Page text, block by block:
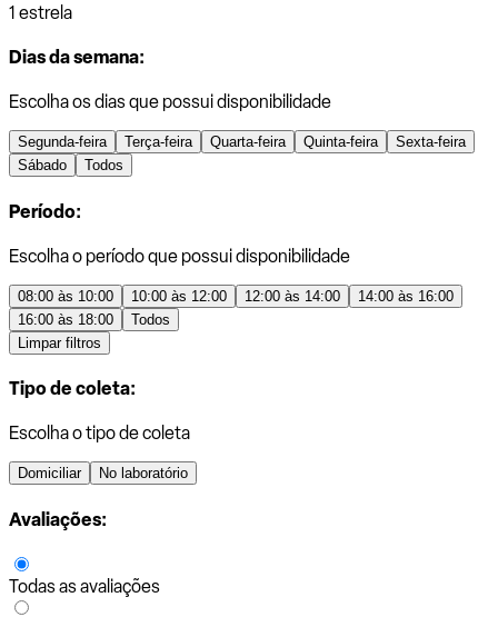
1 estrela
Dias da semana:
Escolha os dias que possui disponibilidade
Segunda-feira Terça-feira Quarta-feira Quinta-feira
Sexta-feira
Sábado
Todos
Período:
Escolha o período que possui disponibilidade
08:00 às 10:00 10:00 às 12:00 12:00 às 14:00
14:00 às 16:00
16:00 às 18:00
Todos
Limpar filtros
Tipo de coleta:
Escolha o tipo de coleta
Domiciliar No laboratório
Avaliações:
Todas as avaliações